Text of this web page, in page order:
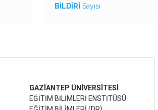
BİLDİRİ Sayısı
GAZİANTEP ÜNİVERSİTESİ
EĞİTİM BİLİMLERİ ENSTİTÜSÜ